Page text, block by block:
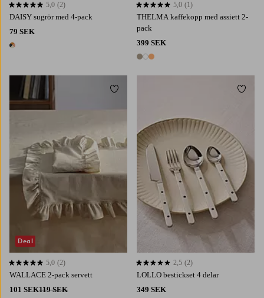
DAISY sugrör med 4-pack
79 SEK
1 färg
5,0 baserat på 2 st betyg
5,0 (2)
THELMA kaffekopp med assiett 2-
pack
399 SEK
3 färger
5,0 baserat på 1 st betyg
5,0 (1)
WALLACE 2-pack servett
101 SEK119 SEK
5,0 baserat på 2 st betyg
5,0 (2)
Deal
Lägg till i favoriter
LOLLO bestickset 4 delar
349 SEK
2,5 baserat på 2 st betyg
2,5 (2)
Lägg